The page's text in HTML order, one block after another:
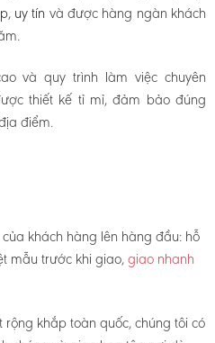
uy tín và được hàng ngàn khách
và quy trình làm việc chuyên
thiết kế tỉ mỉ, đảm bảo đúng
điểm.
khách hàng lên hàng đầu: hỗ
mẫu trước khi giao,giao nhanh
khắp toàn quốc, chúng tôi có